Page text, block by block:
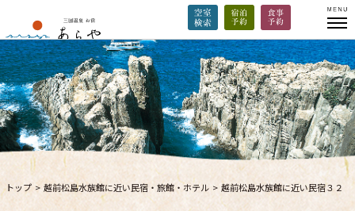
トップ >越前松島水族館に近い民宿・旅館・ホテル > 越前松島水族館に近い民宿３２